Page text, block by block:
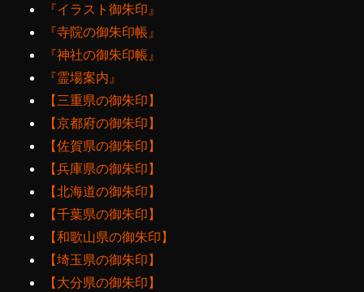
『イラスト御朱印』
『寺院の御朱印帳』
『神社の御朱印帳』
『霊場案内』
【三重県の御朱印】
【京都府の御朱印】
【佐賀県の御朱印】
【兵庫県の御朱印】
【北海道の御朱印】
【千葉県の御朱印】
【和歌山県の御朱印】
【埼玉県の御朱印】
【大分県の御朱印】